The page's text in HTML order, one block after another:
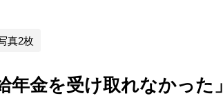
真2枚
金を受け取れなかった」